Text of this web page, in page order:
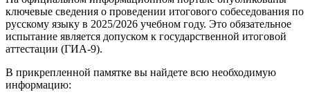
ключевые сведения о проведении итогового собеседования по
русскому языку в 2025/2026 учебном году. Это обязательное
испытание является допуском к государственной итоговой
аттестации (ГИА-9).
В прикрепленной памятке вы найдете всю необходимую
информацию: